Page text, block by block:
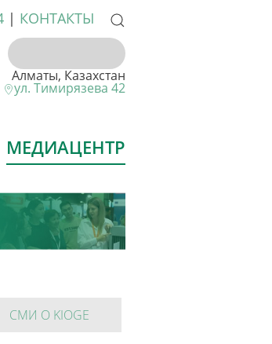
| КОНТАКТЫ
Алматы, Казахстан
ул. Тимирязева 42
МЕДИАЦЕНТР
СМИ О KIOGE